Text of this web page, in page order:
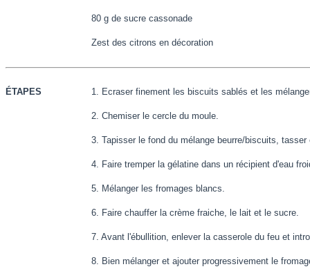
80 g de sucre cassonade
Zest des citrons en décoration
ÉTAPES 1. Ecraser finement les biscuits sablés et les
2. Chemiser le cercle du moule.
3. Tapisser le fond du mélange beurre/biscuits,
4. Faire tremper la gélatine dans un récipient d'eau
5. Mélanger les fromages blancs.
6. Faire chauffer la crème fraiche, le lait et le sucre.
7. Avant l'ébullition, enlever la casserole du feu et
8. Bien mélanger et ajouter progressivement le